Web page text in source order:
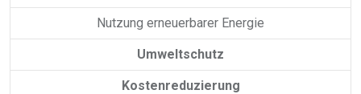
Nutzung erneuerbarer Energie
Umweltschutz
Kostenreduzierung